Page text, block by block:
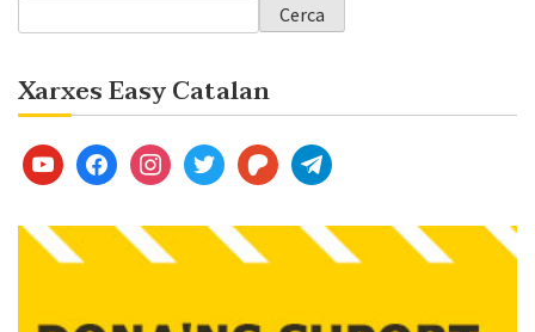
Cerca
Xarxes Easy Catalan
youtubefacebookinstagramtwitterpatreontelegram